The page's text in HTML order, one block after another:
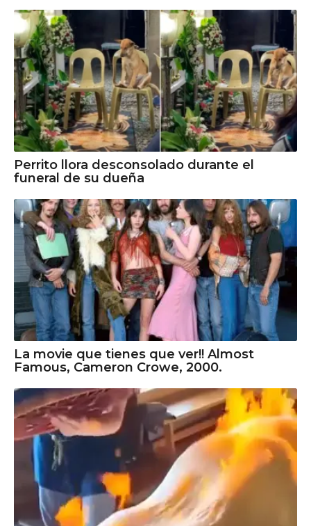
Perrito llora desconsolado durante el
funeral de su dueña
La movie que tienes que ver!! Almost
Famous, Cameron Crowe, 2000.